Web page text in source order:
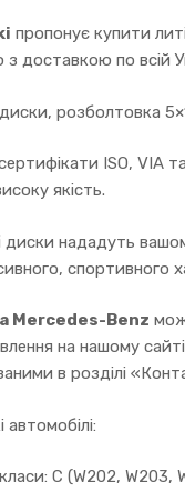
пропонує купити
доставкою по всій
розболтовка
ISO, VIA
якість.
диски нададуть
спортивного
Mercedes-Benz
на нашому
в розділі
автомобілі:
C (W202, W203,